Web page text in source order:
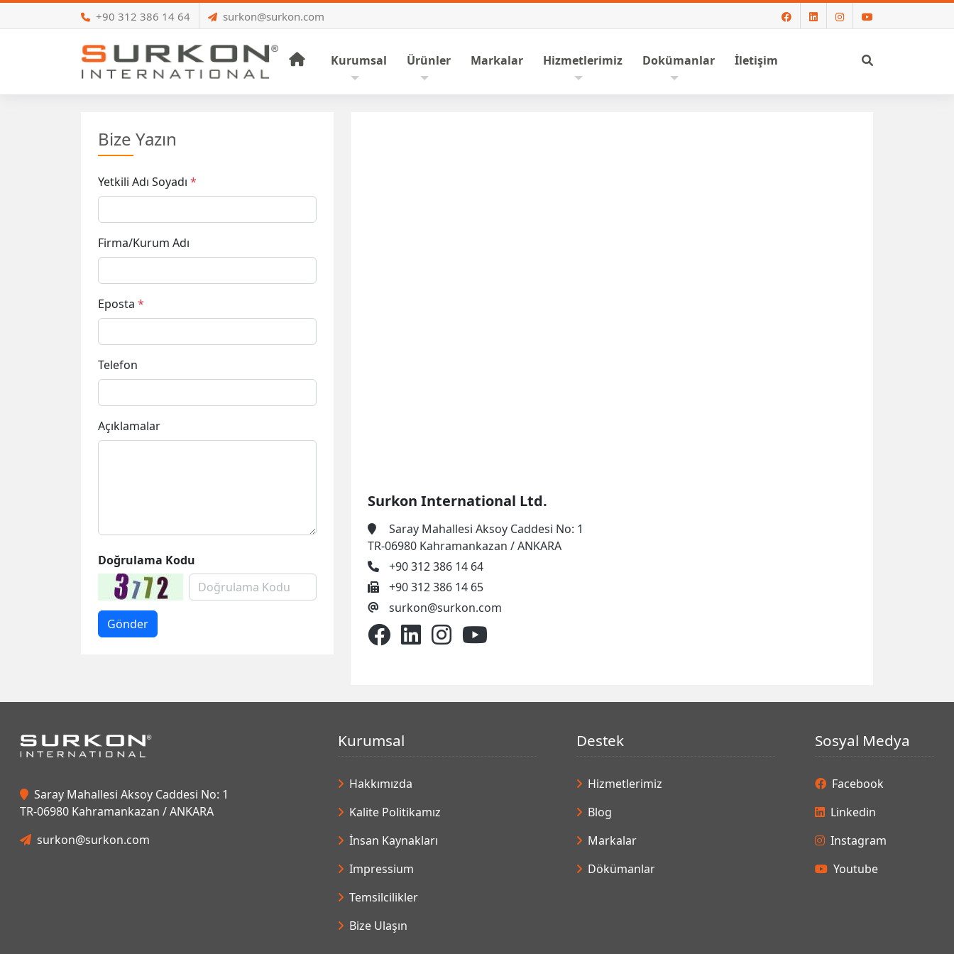
+90 312 386 14 64 surkon@surkon.com
Anasayfa
Kurumsal Ürünler Markalar Hizmetlerimiz Dokümanlar İletişim
Bize Yazın
Yetkili Adı Soyadı *
Firma/Kurum Adı
Eposta *
Telefon
Açıklamalar
Doğrulama Kodu
Surkon International Ltd.
Saray Mahallesi Aksoy Caddesi No: 1
TR-06980 Kahramankazan / ANKARA
+90 312 386 14 64
+90 312 386 14 65
surkon@surkon.com
Saray Mahallesi Aksoy Caddesi No: 1
TR-06980 Kahramankazan / ANKARA
surkon@surkon.com
Kurumsal
Hakkımızda
Kalite Politikamız
İnsan Kaynakları
Impressium
Temsilcilikler
Bize Ulaşın
Destek
Hizmetlerimiz
Blog
Markalar
Dökümanlar
Sosyal Medya
Facebook
Linkedin
Instagram
Youtube